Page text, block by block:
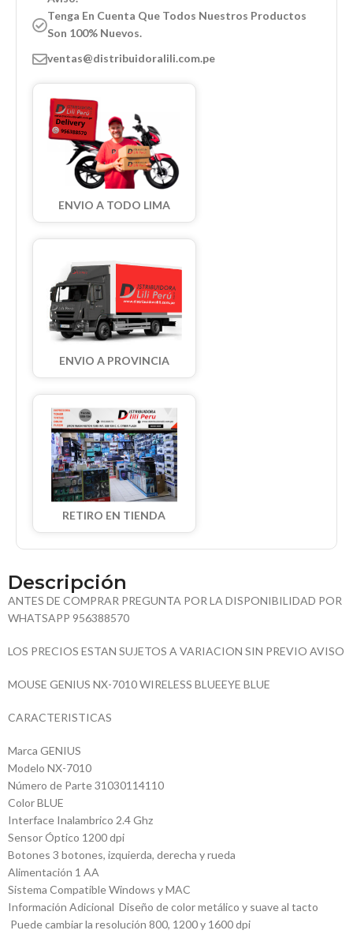
Tenga En Cuenta Que Todos Nuestros Productos
Son 100% Nuevos.
ventas@distribuidoralili.com.pe
ENVIO A TODO LIMA
ENVIO A PROVINCIA
RETIRO EN TIENDA
Descripción
ANTES DE COMPRAR PREGUNTA POR LA DISPONIBILIDAD POR
WHATSAPP 956388570
LOS PRECIOS ESTAN SUJETOS A VARIACION SIN PREVIO AVISO
MOUSE GENIUS NX-7010 WIRELESS BLUEEYE BLUE
CARACTERISTICAS
Marca GENIUS
Modelo NX-7010
Número de Parte 31030114110
Color BLUE
Interface Inalambrico 2.4 Ghz
Sensor Óptico 1200 dpi
Botones 3 botones, izquierda, derecha y rueda
Alimentación 1 AA
Sistema Compatible Windows y MAC
Información Adicional  Diseño de color metálico y suave al tacto
 Puede cambiar la resolución 800, 1200 y 1600 dpi